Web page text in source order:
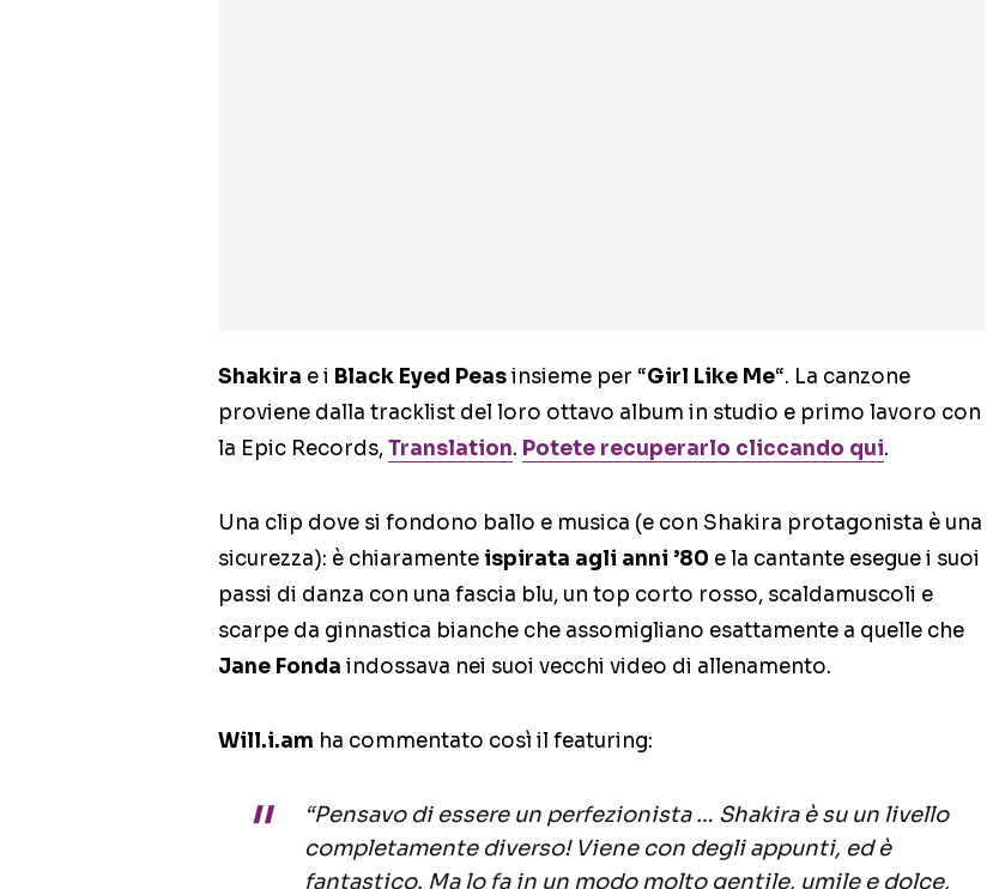
Shakira e i Black Eyed Peasinsieme per “Girl Like Me“. La canzone
proviene dalla tracklist del loro ottavo album in studio e primo lavoro con
la Epic Records,Translation. Potete recuperarlo cliccando qui.
Una clip dove si fondono ballo e musica (e con Shakira protagonista è una
sicurezza): è chiaramente ispirata agli anni ’80 e la cantante esegue i suoi
passi di danza con una fascia blu, un top corto rosso, scaldamuscoli e
scarpe da ginnastica bianche che assomigliano esattamente a quelle che
Jane Fonda indossava nei suoi vecchi video di allenamento.
Will.i.am ha commentato così il featuring:
“Pensavo di essere un perfezionista … Shakira è su un livello
completamente diverso! Viene con degli appunti, ed è
fantastico. Ma lo fa in un modo molto gentile, umile e dolce,